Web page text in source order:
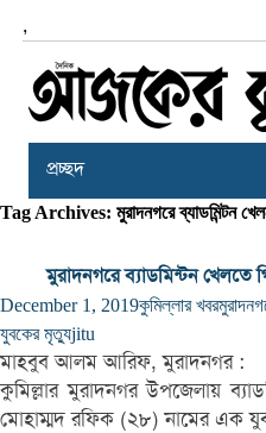
,
প্রচ্ছদ
Tag Archives: মুরাদনগরে ব্যাডমিন্টন
মুরাদনগরে ব্যাডমিন্টন খেলতে
December 1, 2019কুমিল্লার খবর
যুবকের মৃত্যুjitu
মাহবুব আলম আরিফ, মুরাদনগর :
কুমিল্লার মুরাদনগর উপজেলায়
মোহাম্মদ রফিক (২৮) নামের এক